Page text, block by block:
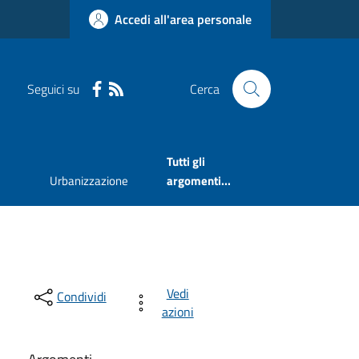
Accedi all'area personale
Seguici su Cerca
Urbanizzazione
Tutti gli
argomenti...
Condividi
Vedi
azioni